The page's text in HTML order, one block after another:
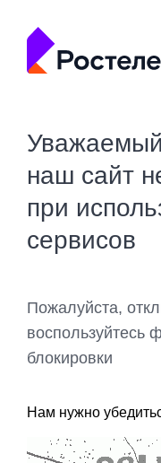
наш сайт
при
сервисов
Пожалуйста,
воспользуйтесь
блокировки
Нам нужно